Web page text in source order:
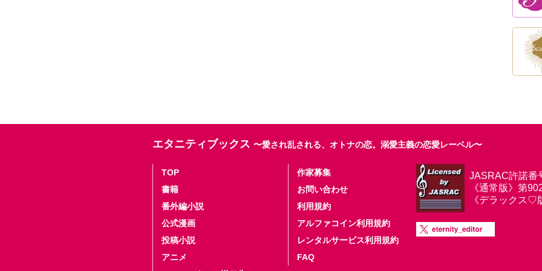
エタニティブックス 〜愛され乱される、オトナの恋。溺愛主義の恋愛レーベル〜
TOP
書籍
番外編小説
公式漫画
投稿小説
アニメ
作家募集
お問い合わせ
利用規約
アルファコイン利用規約
レンタルサービス利用規約
FAQ
JASRAC許諾番
《通常版》第
《デラックス♡